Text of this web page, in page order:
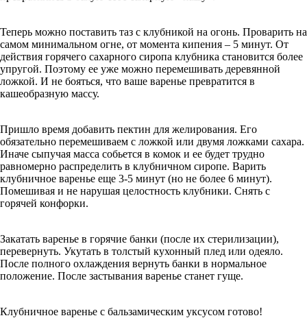
Теперь можно поставить таз с клубникой на огонь. Проварить на
самом минимальном огне, от момента кипения – 5 минут. От
действия горячего сахарного сиропа клубника становится более
упругой. Поэтому ее уже можно перемешивать деревянной
ложкой. И не бояться, что ваше варенье превратится в
кашеобразную массу.
Пришло время добавить пектин для желирования. Его
обязательно перемешиваем с ложкой или двумя ложками сахара.
Иначе сыпучая масса собьется в комок и ее будет трудно
равномерно распределить в клубничном сиропе. Варить
клубничное варенье еще 3-5 минут (но не более 6 минут).
Помешивая и не нарушая целостность клубники. Снять с
горячей конфорки.
Закатать варенье в горячие банки (после их стерилизации),
перевернуть. Укутать в толстый кухонный плед или одеяло.
После полного охлаждения вернуть банки в нормальное
положение. После застывания варенье станет гуще.
Клубничное варенье с бальзамическим уксусом готово!